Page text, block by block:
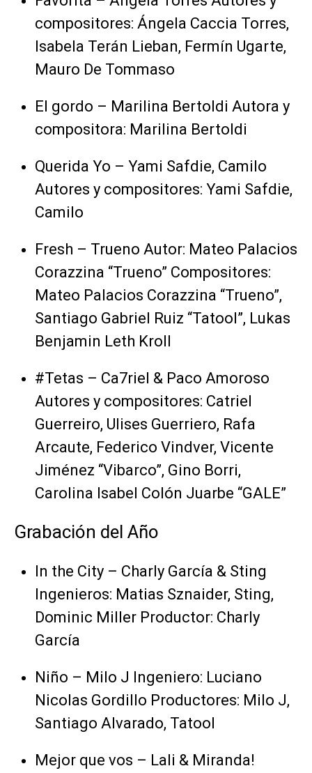
compositores: Ángela Caccia Torres,
Isabela Terán Lieban, Fermín Ugarte,
Mauro De Tommaso
El gordo – Marilina Bertoldi Autora y
compositora: Marilina Bertoldi
Querida Yo – Yami Safdie, Camilo
Autores y compositores: Yami Safdie,
Camilo
Fresh – Trueno Autor: Mateo Palacios
Corazzina “Trueno” Compositores:
Mateo Palacios Corazzina “Trueno”,
Santiago Gabriel Ruiz “Tatool”, Lukas
Benjamin Leth Kroll
#Tetas – Ca7riel & Paco Amoroso
Autores y compositores: Catriel
Guerreiro, Ulises Guerriero, Rafa
Arcaute, Federico Vindver, Vicente
Jiménez “Vibarco”, Gino Borri,
Carolina Isabel Colón Juarbe “GALE”
Grabación del Año
In the City – Charly García & Sting
Ingenieros: Matias Sznaider, Sting,
Dominic Miller Productor: Charly
García
Niño – Milo J Ingeniero: Luciano
Nicolas Gordillo Productores: Milo J,
Santiago Alvarado, Tatool
Mejor que vos – Lali & Miranda!